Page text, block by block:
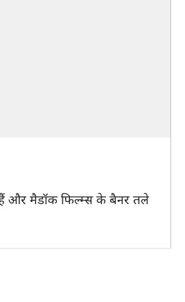
हैं और मैडॉक फिल्म्स के बैनर तले